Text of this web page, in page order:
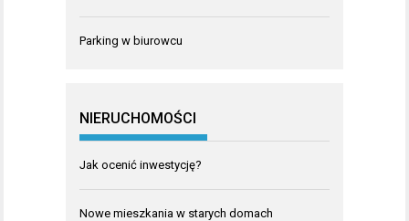
Parking w biurowcu
NIERUCHOMOŚCI
Jak ocenić inwestycję?
Nowe mieszkania w starych domach